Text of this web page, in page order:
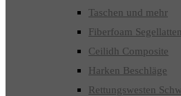
Taschen und mehr
Fiberfoam Segellatten
Ceilidh Composite
Harken Beschläge
Rettungswesten